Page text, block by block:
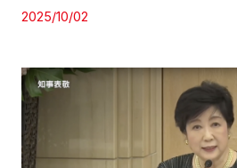
2025/10/02